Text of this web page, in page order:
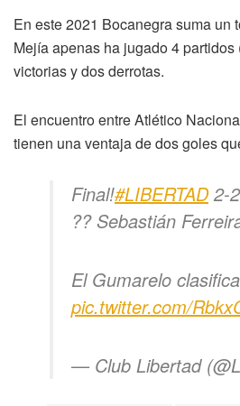
En este 2021 Bocanegra suma un
Mejía apenas ha jugado 4
victorias y dos derrotas.
El encuentro entre Atlético
tienen una ventaja de dos goles
Final!#LIBERTAD2-
?? Sebastián
El Gumarelo
pic.twitter.com/
— Club Libertad